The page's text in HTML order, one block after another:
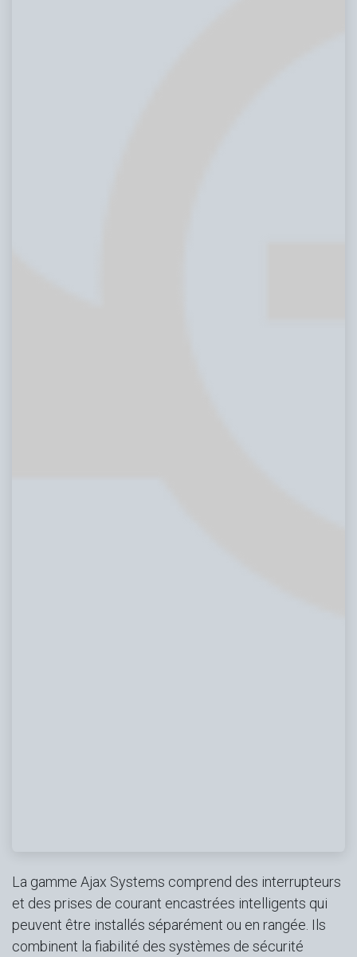
La gamme Ajax Systems comprend des interrupteurs
et des prises de courant encastrées intelligents qui
peuvent être installés séparément ou en rangée. Ils
combinent la fiabilité des systèmes de sécurité